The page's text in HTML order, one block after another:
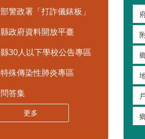
警政署「打詐儀錶板」
政府資料開放平臺
30人以下學校公告專區
殊傳染性肺炎專區
答集
更多